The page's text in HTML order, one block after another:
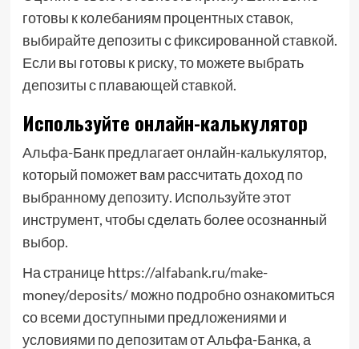
готовы к колебаниям процентных ставок,
выбирайте депозиты с фиксированной ставкой.
Если вы готовы к риску, то можете выбрать
депозиты с плавающей ставкой.
Используйте онлайн-калькулятор
Альфа-Банк предлагает онлайн-калькулятор,
который поможет вам рассчитать доход по
выбранному депозиту. Используйте этот
инструмент, чтобы сделать более осознанный
выбор.
На странице https://alfabank.ru/make-
money/deposits/ можно подробно ознакомиться
со всеми доступными предложениями и
условиями по депозитам от Альфа-Банка, а